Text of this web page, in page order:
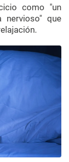
como "un
nervioso" que